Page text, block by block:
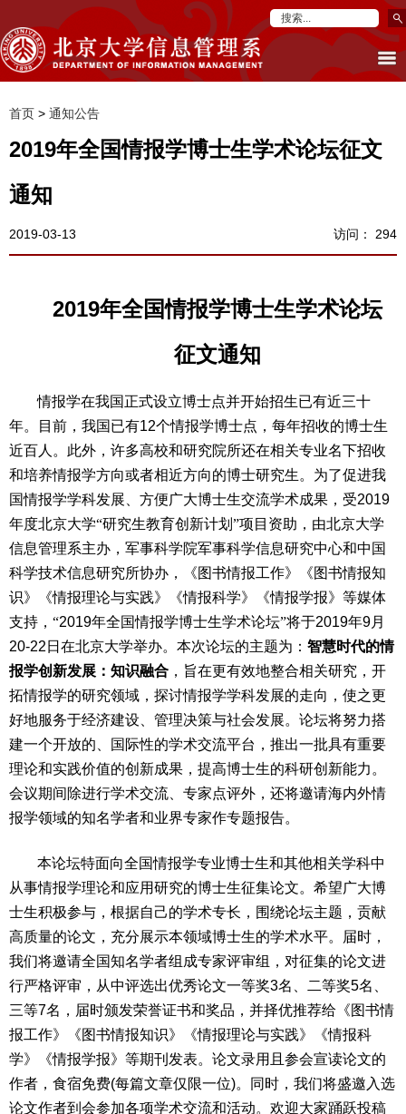
首页 > 通知公告
2019年全国情报学博士生学术论坛征文
通知
2019-03-13 访问： 294
2019年全国情报学博士生学术论坛
征文通知
情报学在我国正式设立博士点并开始招生已有近三十
年。目前，我国已有12个情报学博士点，每年招收的博士生
近百人。此外，许多高校和研究院所还在相关专业名下招收
和培养情报学方向或者相近方向的博士研究生。为了促进我
国情报学学科发展、方便广大博士生交流学术成果，受2019
年度北京大学“研究生教育创新计划”项目资助，由北京大学
信息管理系主办，军事科学院军事科学信息研究中心和中国
科学技术信息研究所协办，《图书情报工作》《图书情报知
识》《情报理论与实践》《情报科学》《情报学报》等媒体
支持，“2019年全国情报学博士生学术论坛”将于2019年9月
20-22 日在北京大学举办。本次论坛的主题为： 智慧时代的情
报学创新发展：知识融合 ，旨在更有效地整合相关研究，开
拓情报学的研究领域，探讨情报学学科发展的走向，使之更
好地服务于经济建设、管理决策与社会发展。论坛将努力搭
建一个开放的、国际性的学术交流平台，推出一批具有重要
理论和实践价值的创新成果，提高博士生的科研创新能力。
会议期间除进行学术交流、专家点评外，还将邀请海内外情
报学领域的知名学者和业界专家作专题报告。
本论坛特面向全国情报学专业博士生和其他相关学科中
从事情报学理论和应用研究的博士生征集论文。希望广大博
士生积极参与，根据自己的学术专长，围绕论坛主题，贡献
高质量的论文，充分展示本领域博士生的学术水平。届时，
我们将邀请全国知名学者组成专家评审组，对征集的论文进
行严格评审，从中评选出优秀论文一等奖3名、二等奖5名、
三等7名，届时颁发荣誉证书和奖品，并择优推荐给《图书情
报工作》《图书情报知识》《情报理论与实践》《情报科
学》《情报学报》等期刊发表。论文录用且参会宣读论文的
作者，食宿免费(每篇文章仅限一位)。同时，我们将盛邀入选
论文作者到会参加各项学术交流和活动。欢迎大家踊跃投稿